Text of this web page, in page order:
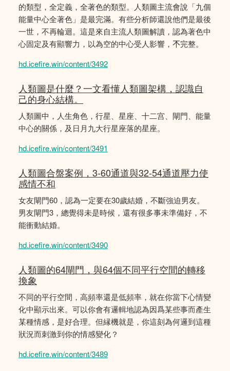
的類型，全定義，全著色的類型。人類圖主流會說「九個
能量中心全著色」是最完滿。有些分析師還說他們是最後
一世，不再輪迴。這是來自主流人類圖解讀，認為著色中
心固定及有顯響力，以為空的中心受人影響，𣎴完整。
hd.icefire.win/content/3492
人類圖是什麼？一文看懂人類圖架構，認識自
己的身心結構。
人類圖中，人生角色，行星、星座、十二宫、閘門、能量
中心的關係，及日月九大行星座落的星座。
hd.icefire.win/content/3491
人類圖合盤案例，3-60通道與32-54通道壓力使
感情不和
女友閘門60，認為一定要在30歲結婚，不斷強迫男友。
男友閘門3，總覺得未是時候，還有很多事未準備好，不
能衝動結婚。
hd.icefire.win/content/3490
人類圖的64閘門，與64個不同平行空間的轉移
換象
不同的平行空間，高頻率還是低頻率，就在你當下心情變
化中顯示出來。可以你會有邏輯地認為因爲某些事而產生
某種情感，是好合理。但縁機就是，你這刻為何邏到這種
狀況而刺激到你的情感變化？
hd.icefire.win/content/3489